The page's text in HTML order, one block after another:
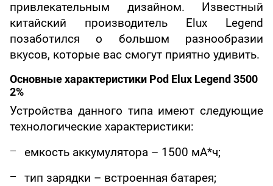
привлекательным дизайном. Известный
китайский производитель Elux Legend
позаботился о большом разнообразии
вкусов, которые вас смогут приятно удивить.
Основные характеристики Pod Elux Legend 3500
2%
Устройства данного типа имеют следующие
технологические характеристики:
емкость аккумулятора – 1500 мА*ч;
тип зарядки – встроенная батарея;